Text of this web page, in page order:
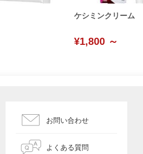
ケシミンクリーム
¥1,800 ～
お問い合わせ
よくある質問